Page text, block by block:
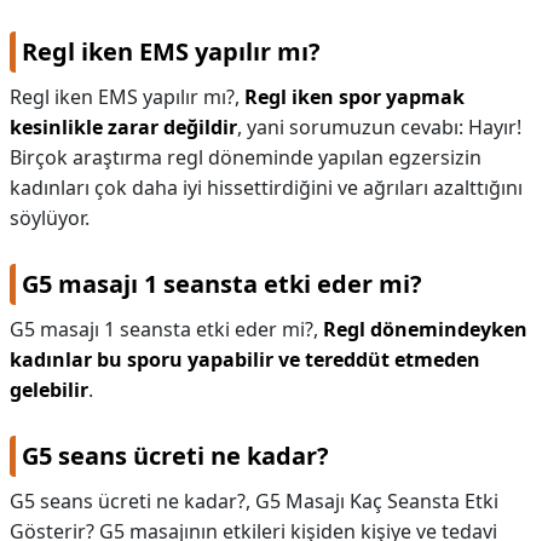
Regl iken EMS yapılır mı?
Regl iken EMS yapılır mı?, Regl iken spor yapmak
kesinlikle zarar değildir, yani sorumuzun cevabı: Hayır!
Birçok araştırma regl döneminde yapılan egzersizin
kadınları çok daha iyi hissettirdiğini ve ağrıları azalttığını
söylüyor.
G5 masajı 1 seansta etki eder mi?
G5 masajı 1 seansta etki eder mi?, Regl dönemindeyken
kadınlar bu sporu yapabilir ve tereddüt etmeden
gelebilir.
G5 seans ücreti ne kadar?
G5 seans ücreti ne kadar?, G5 Masajı Kaç Seansta Etki
Gösterir? G5 masajının etkileri kişiden kişiye ve tedavi